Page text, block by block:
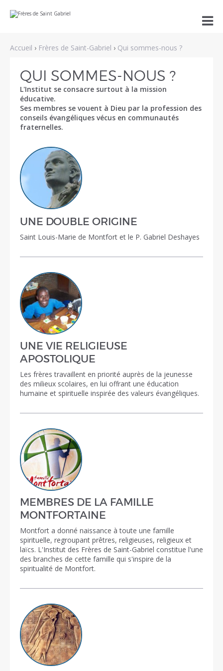
Aller
au
à
Outils
personnels

Accueil › Frères de Saint-Gabriel › Qui sommes-nous ?
QUI SOMMES-NOUS ?
L'Institut se consacre surtout à la mission
éducative.
Ses membres se vouent à Dieu par la profession des
conseils évangéliques vécus en communautés
fraternelles.
UNE DOUBLE ORIGINE
Saint Louis-Marie de Montfort et le P. Gabriel Deshayes
UNE VIE RELIGIEUSE
APOSTOLIQUE
Les frères travaillent en priorité auprès de la jeunesse
des milieux scolaires, en lui offrant une éducation
humaine et spirituelle inspirée des valeurs évangéliques.
MEMBRES DE LA FAMILLE
MONTFORTAINE
Montfort a donné naissance à toute une famille
spirituelle, regroupant prêtres, religieuses, religieux et
laïcs. L'Institut des Frères de Saint-Gabriel constitue l'une
des branches de cette famille qui s'inspire de la
spiritualité de Montfort.